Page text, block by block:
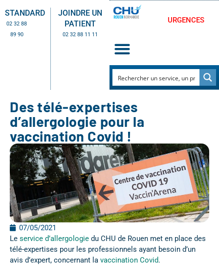
STANDARD
02 32 88
89 90
JOINDRE UN
PATIENT
02 32 88 11 11
URGENCES
Des télé-expertises
d’allergologie pour la
vaccination Covid !
07/05/2021
Le service d’allergologie du CHU de Rouen met en place des
télé-expertises pour les professionnels ayant besoin d’un
avis d’expert, concernant la vaccination Covid.